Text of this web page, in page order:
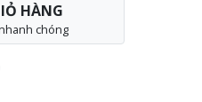
HÀNG
chóng